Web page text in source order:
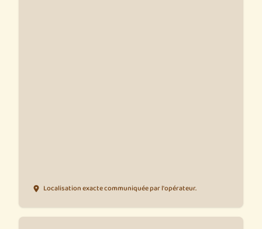
Localisation exacte communiquée par l'opérateur.